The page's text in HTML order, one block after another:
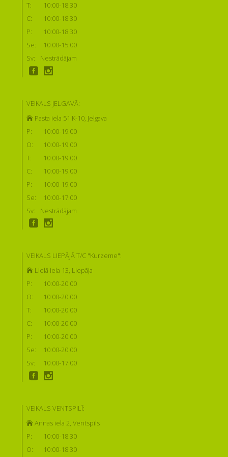
T:
10:00-18:30
C:
10:00-18:30
P:
10:00-18:30
Se:
10:00-15:00
Sv:
Nestrādājam
VEIKALS JELGAVĀ:
Pasta iela 51 K-10, Jelgava
P:
10:00-19:00
O:
10:00-19:00
T:
10:00-19:00
C:
10:00-19:00
P:
10:00-19:00
Se:
10:00-17:00
Sv:
Nestrādājam
VEIKALS LIEPĀJĀ T/C "Kurzeme":
Lielā iela 13, Liepāja
P:
10:00-20:00
O:
10:00-20:00
T:
10:00-20:00
C:
10:00-20:00
P:
10:00-20:00
Se:
10:00-20:00
Sv:
10:00-17:00
VEIKALS VENTSPILĪ:
Annas iela 2, Ventspils
P:
10:00-18:30
O:
10:00-18:30